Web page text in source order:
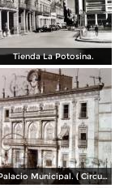
Tienda La Potosina.
Palacio Municipal. ( Circulada el 23 de Julio de 1924 ).